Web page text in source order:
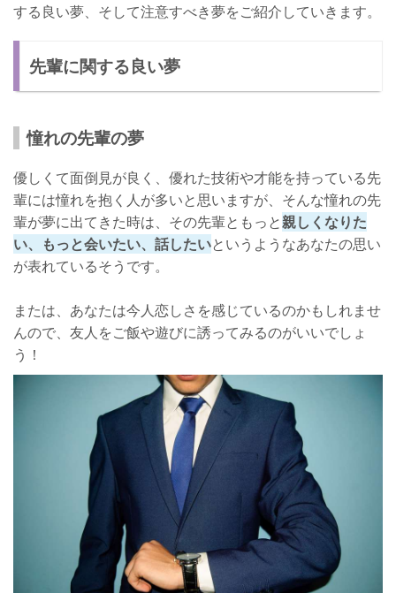
する良い夢、そして注意すべき夢をご紹介していきます。
先輩に関する良い夢
憧れの先輩の夢
優しくて面倒見が良く、優れた技術や才能を持っている先
輩には憧れを抱く人が多いと思いますが、そんな憧れの先
輩が夢に出てきた時は、その先輩ともっと親しくなりた
い、もっと会いたい、話したいというようなあなたの思い
が表れているそうです。
または、あなたは今人恋しさを感じているのかもしれませ
んので、友人をご飯や遊びに誘ってみるのがいいでしょ
う！